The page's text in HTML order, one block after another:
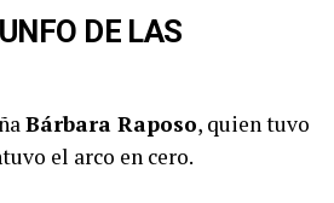
DE LAS
Bárbara Raposo, quien tuvo
el arco en cero.